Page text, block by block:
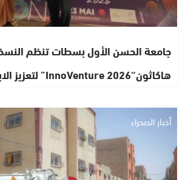
جامعة الحسن الأول بسطات تنظم
هاكاثون“InnoVenture 2026” لتعزيز الابتكار…
أخبار الصحراء